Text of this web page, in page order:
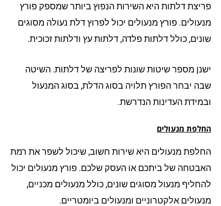
דלתות היא השירות הנפוץ ביותר שמספק פורץ
פורץ מנעולים יכול לפרוץ דלת נעולה מסוגים
כולל דלתות פלדה, דלתות עץ ודלתות זכוכית.
מספר שיטות שונות לפריצה של דלתות. השיטה
יבחר הפורץ תלויה בסוג הדלת, בסוג המנעול
העדינות הנדרשת.
מנעולים
מנעולים היא שירות חשוב, שיכול לשפר את רמת
של ביתכם או העסק שלכם. פורץ מנעולים יכול
מנעול מסוגים שונים, כולל מנעולים מכניים,
אלקטרוניים ומנעולים ביומטריים.